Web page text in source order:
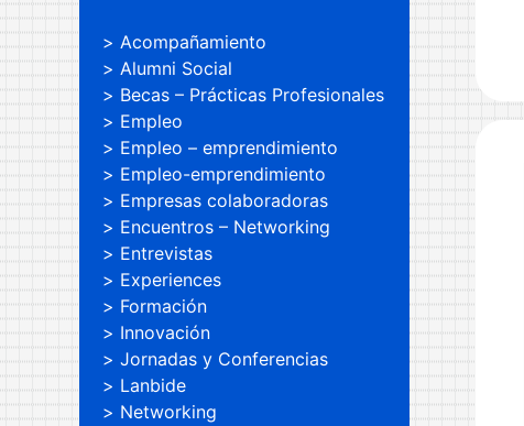
Acompañamiento
Alumni Social
Becas – Prácticas Profesionales
Empleo
Empleo – emprendimiento
Empleo-emprendimiento
Empresas colaboradoras
Encuentros – Networking
Entrevistas
Experiences
Formación
Innovación
Jornadas y Conferencias
Lanbide
Networking